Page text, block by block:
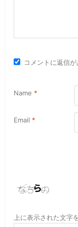
コメントに返信
Name *
Email *
上に表示された文字